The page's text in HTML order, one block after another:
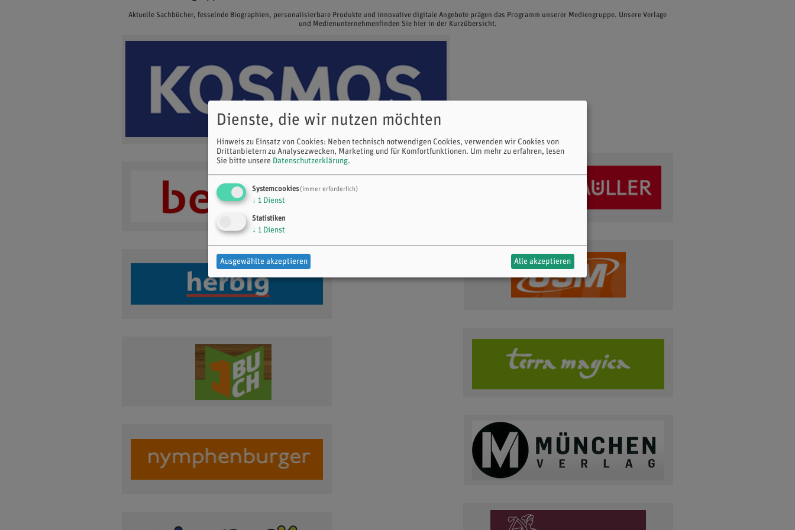
Aktuelle Sachbücher, fesselnde Biographien, personalisierbare Produkte und innovative digitale Angebote prägen das Programm unserer Mediengruppe. Unsere Verlage
und Medienunternehmenfinden Sie hier in der Kurzübersicht.
Dienste, die wir nutzen möchten
Hinweis zu Einsatz von Cookies: Neben technisch notwendigen Cookies, verwenden wir Cookies von
Drittanbietern zu Analysezwecken, Marketing und für Komfortfunktionen. Um mehr zu erfahren, lesen
Sie bitte unsere Datenschutzerklärung.
Systemcookies(immer erforderlich)
↓ 1 Dienst
Statistiken
↓ 1 Dienst
Ausgewählte akzeptieren Alle akzeptieren